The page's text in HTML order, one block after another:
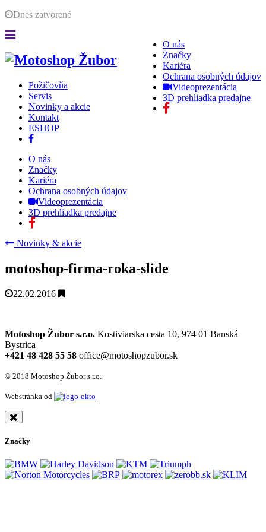
Dnes zatvorené
O nás
Značky
Kariéra
Ochrana osobných údajov
Videoprezentácia
3D prehliadka predajne
Požičovňa
Servis
Novinky a akcie
Kontakt
ESHOP
O nás
Značky
Kariéra
Ochrana osobných údajov
Videoprezentácia
3D prehliadka predajne
Novinky & akcie
motoshop-firma-roka-slide
22.02.2016
Motoshop Žubor s.r.o. Kostiviarska cesta 10, 974 01 Banská
Bystrica
+421 48 428 55 58 office@motoshopzubor.sk
© 2018 Motoshop Žubor s.r.o.
Webstránka od
Značky